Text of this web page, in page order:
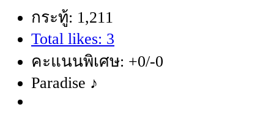
กระทู้: 1,211
Total likes: 3
คะแนนพิเศษ: +0/-0
Paradise ♪